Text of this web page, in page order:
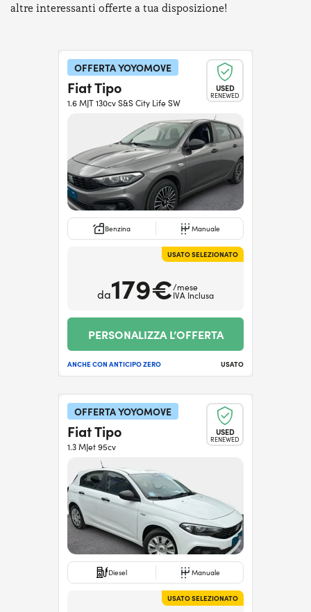
altre interessanti offerte a tua disposizione!
OFFERTA YOYOMOVE
USED
RENEWED
Fiat Tipo
1.6 MJT 130cv S&S City Life SW
Benzina Manuale
USATO SELEZIONATO
da179€/mese
IVA Inclusa
PERSONALIZZA L’OFFERTA
ANCHE CON ANTICIPO ZERO USATO
OFFERTA YOYOMOVE
USED
RENEWED
Fiat Tipo
1.3 MJet 95cv
Diesel Manuale
USATO SELEZIONATO